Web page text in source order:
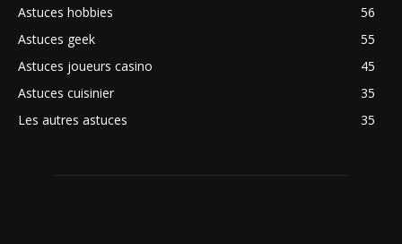
Astuces hobbies
56
Astuces geek
55
Astuces joueurs casino
45
Astuces cuisinier
35
Les autres astuces
35